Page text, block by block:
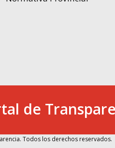
de
Todos los derechos reservados.